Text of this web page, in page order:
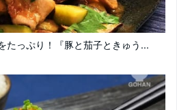
たっぷり！『豚と茄子ときゅう...